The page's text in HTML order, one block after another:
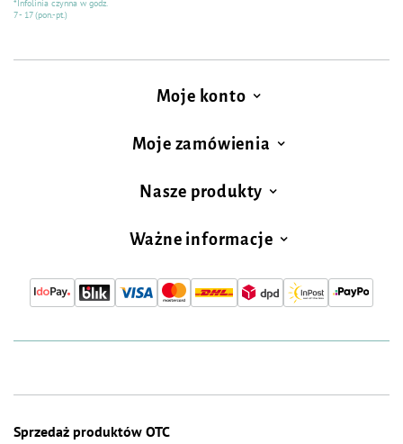
*Infolinia czynna w godz.
7 - 17 (pon.-pt.)
Moje konto
Moje zamówienia
Nasze produkty
Ważne informacje
Sprzedaż produktów OTC